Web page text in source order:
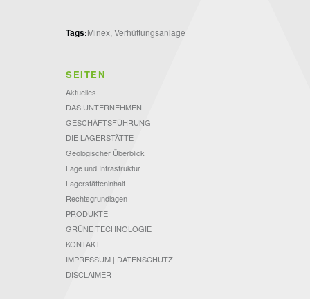
Tags:Minex, Verhüttungsanlage
SEITEN
Aktuelles
DAS UNTERNEHMEN
GESCHÄFTSFÜHRUNG
DIE LAGERSTÄTTE
Geologischer Überblick
Lage und Infrastruktur
Lagerstätteninhalt
Rechtsgrundlagen
PRODUKTE
GRÜNE TECHNOLOGIE
KONTAKT
IMPRESSUM | DATENSCHUTZ
DISCLAIMER